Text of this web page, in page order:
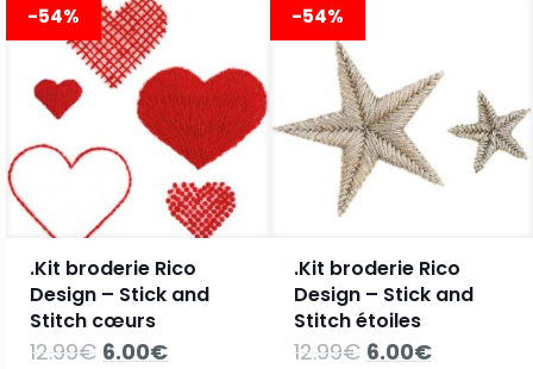
-54%
.Kit broderie Rico
Design – Stick and
Stitch cœurs
12.99€ Le
6.00€Le
-54%
.Kit broderie Rico
Design – Stick and
Stitch étoiles
12.99€ Le
6.00€Le